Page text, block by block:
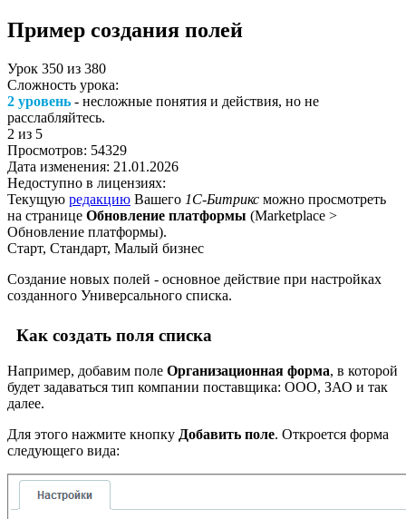
Пример создания полей
Урок 350 из 380
Сложность урока:
2 уровень - несложные понятия и действия, но не
расслабляйтесь.
2 из 5
Просмотров: 54329
Дата изменения: 21.01.2026
Недоступно в лицензиях:
Текущую редакцию Вашего 1С-Битрикс можно просмотреть
на странице Обновление платформы (Marketplace >
Обновление платформы).
Старт, Стандарт, Малый бизнес
Создание новых полей - основное действие при настройках
созданного Универсального списка.
Как создать поля списка
Например, добавим поле Организационная форма, в которой
будет задаваться тип компании поставщика: ООО, ЗАО и так
далее.
Для этого нажмите кнопку Добавить поле. Откроется форма
следующего вида: